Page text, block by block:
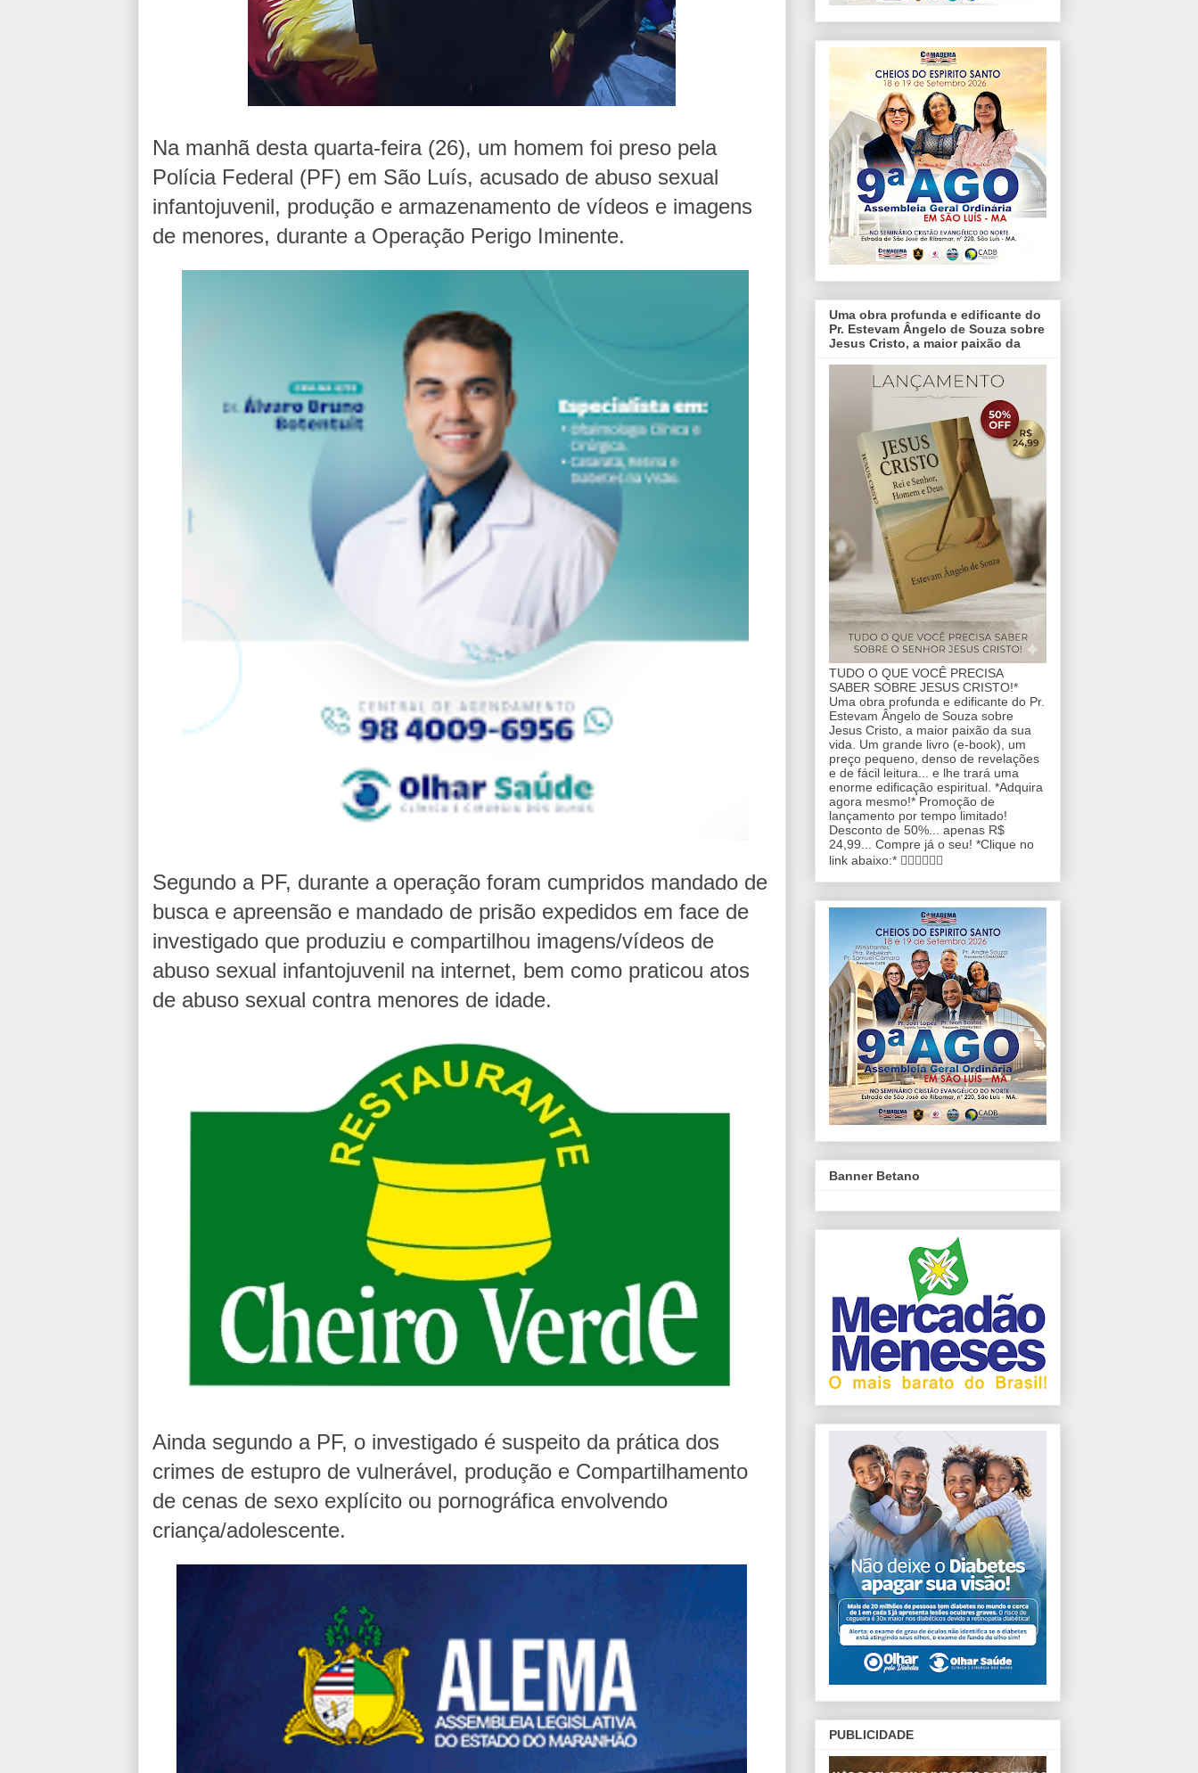
Na manhã desta quarta-feira (26), um homem foi preso pela
Polícia Federal (PF) em São Luís, acusado de abuso sexual
infantojuvenil, produção e armazenamento de vídeos e imagens
de menores, durante a Operação Perigo Iminente.
Segundo a PF, durante a operação foram cumpridos mandado de
busca e apreensão e mandado de prisão expedidos em face de
investigado que produziu e compartilhou imagens/vídeos de
abuso sexual infantojuvenil na internet, bem como praticou atos
de abuso sexual contra menores de idade.
Ainda segundo a PF, o investigado é suspeito da prática dos
crimes de estupro de vulnerável, produção e Compartilhamento
de cenas de sexo explícito ou pornográfica envolvendo
criança/adolescente.
Uma obra profunda e edificante do
Pr. Estevam Ângelo de Souza sobre
Jesus Cristo, a maior paixão da
TUDO O QUE VOCÊ PRECISA
SABER SOBRE JESUS CRISTO!*
Uma obra profunda e edificante do Pr.
Estevam Ângelo de Souza sobre
Jesus Cristo, a maior paixão da sua
vida. Um grande livro (e-book), um
preço pequeno, denso de revelações
e de fácil leitura... e lhe trará uma
enorme edificação espiritual. *Adquira
agora mesmo!* Promoção de
lançamento por tempo limitado!
Desconto de 50%... apenas R$
24,99... Compre já o seu! *Clique no
link abaixo:* 👇🏼👇🏼👇🏼
Banner Betano
PUBLICIDADE